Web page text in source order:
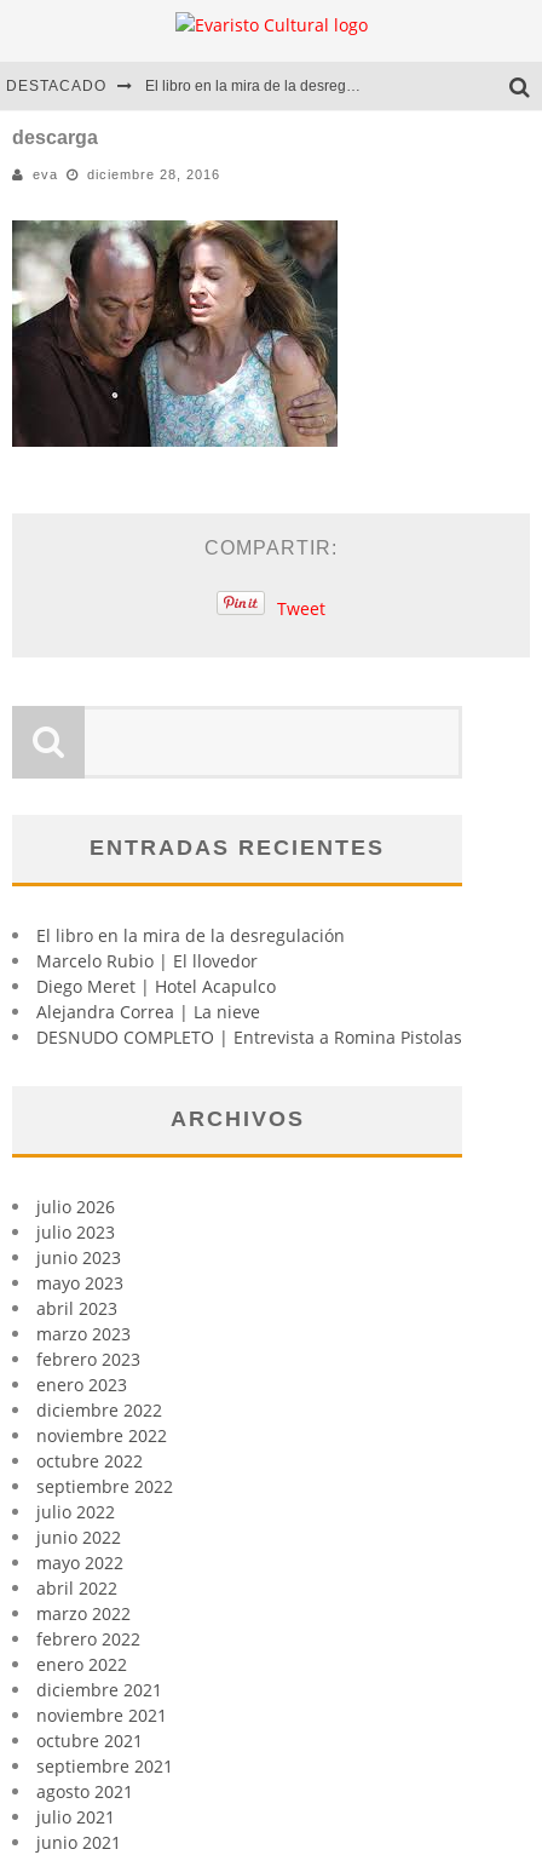
DESTACADO El libro en la mira de la desregulación
Diego Meret | Hotel Acapulco
Alejandra Correa | La nieve
descarga
eva diciembre 28, 2016
COMPARTIR:
Tweet
ENTRADAS RECIENTES
El libro en la mira de la desregulación
Marcelo Rubio | El llovedor
Diego Meret | Hotel Acapulco
Alejandra Correa | La nieve
DESNUDO COMPLETO | Entrevista a Romina Pistolas
ARCHIVOS
julio 2026
julio 2023
junio 2023
mayo 2023
abril 2023
marzo 2023
febrero 2023
enero 2023
diciembre 2022
noviembre 2022
octubre 2022
septiembre 2022
julio 2022
junio 2022
mayo 2022
abril 2022
marzo 2022
febrero 2022
enero 2022
diciembre 2021
noviembre 2021
octubre 2021
septiembre 2021
agosto 2021
julio 2021
junio 2021